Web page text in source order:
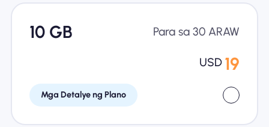
10 GB Para sa 30 ARAW
USD 19
Mga Detalye ng Plano